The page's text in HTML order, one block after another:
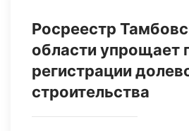
Росреестр
области упрощает
регистрации
строительства